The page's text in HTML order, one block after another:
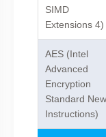
SIMD
Extensions 4)
AES (Intel
Advanced
Encryption
Standard New
Instructions)